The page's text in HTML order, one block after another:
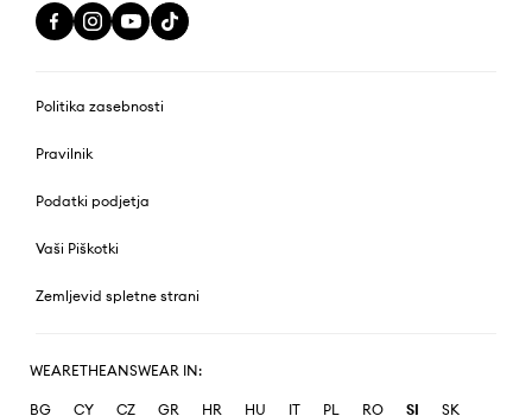
Politika zasebnosti
Pravilnik
Podatki podjetja
Vaši Piškotki
Zemljevid spletne strani
WEARETHEANSWEAR IN:
BG CY CZ GR HR HU IT PL RO SI SK